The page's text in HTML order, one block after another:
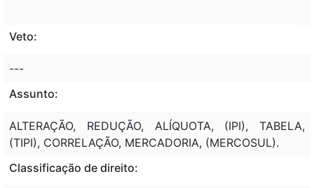
Veto:
---
Assunto:
ALTERAÇÃO, REDUÇÃO, ALÍQUOTA, (IPI), TABELA,
(TIPI), CORRELAÇÃO, MERCADORIA, (MERCOSUL).
Classificação de direito: